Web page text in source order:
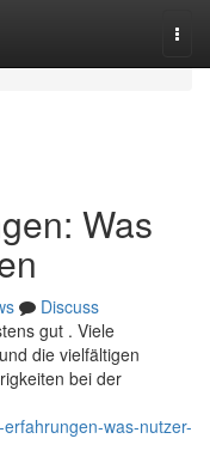
Was
Discuss
gut . Viele
die vielfältigen
bei der
was-nutzer-